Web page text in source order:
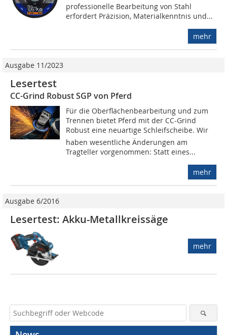
professionelle Bearbeitung von Stahl
erfordert Präzision, Materialkenntnis und...
mehr
Ausgabe 11/2023
Lesertest
CC-Grind Robust SGP von Pferd
Für die Oberflächenbearbeitung und zum
Trennen bietet Pferd mit der CC-Grind
Robust eine neuartige Schleifscheibe. Wir
haben wesentliche Än­derungen am
Tragteller vorgenommen: Statt eines...
mehr
Ausgabe 6/2016
Lesertest: Akku-Metallkreissäge
mehr